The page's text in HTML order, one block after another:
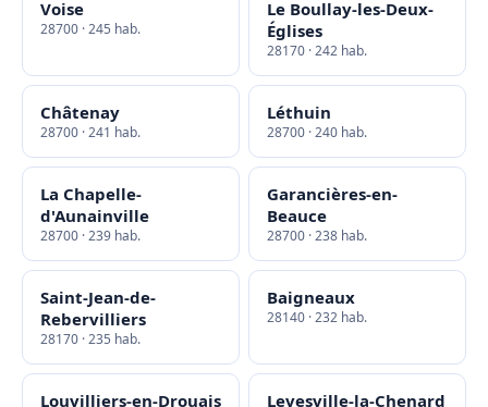
Voise
28700 · 245 hab.
Le Boullay-les-Deux-
Églises
28170 · 242 hab.
Châtenay
28700 · 241 hab.
Léthuin
28700 · 240 hab.
La Chapelle-
d'Aunainville
28700 · 239 hab.
Garancières-en-
Beauce
28700 · 238 hab.
Saint-Jean-de-
Rebervilliers
28170 · 235 hab.
Baigneaux
28140 · 232 hab.
Louvilliers-en-Drouais Levesville-la-Chenard